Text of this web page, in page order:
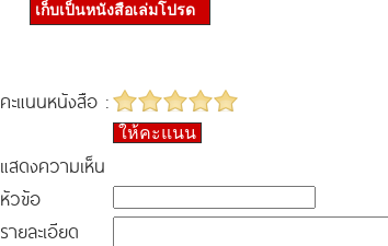
เก็บเป็นหนังสือเล่มโปรด
คะแนนหนังสือ :
ให้คะแนน
แสดงความเห็น
หัวข้อ
รายละเอียด